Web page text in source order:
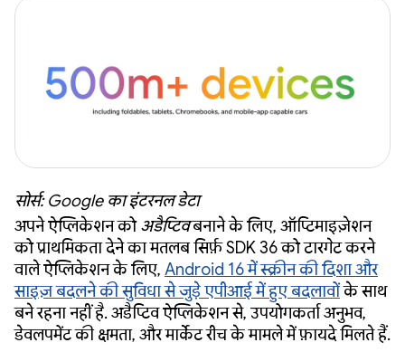
सोर्स: Google का इंटरनल डेटा
अपने ऐप्लिकेशन कोअडैप्टिवबनाने के लिए, ऑप्टिमाइज़ेशन
को प्राथमिकता देने का मतलब सिर्फ़ SDK 36 को टारगेट करने
वाले ऐप्लिकेशन के लिए, Android 16 में स्क्रीन की दिशा और
साइज़ बदलने की सुविधा से जुड़े एपीआई में हुए बदलावोंके साथ
बने रहना नहीं है. अडैप्टिव ऐप्लिकेशन से, उपयोगकर्ता अनुभव,
डेवलपमेंट की क्षमता, और मार्केट रीच के मामले में फ़ायदे मिलते हैं.